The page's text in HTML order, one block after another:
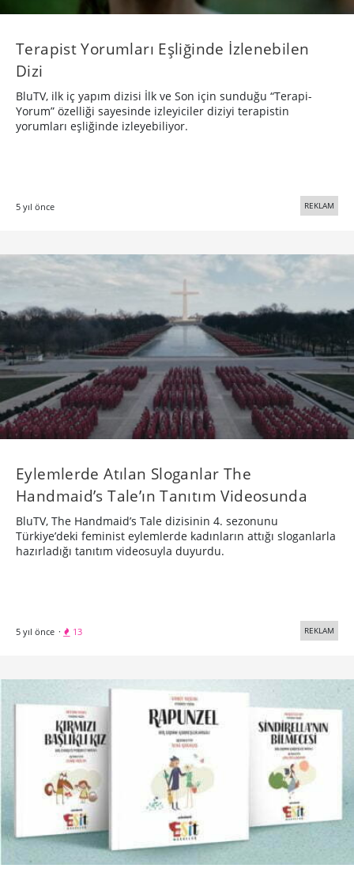
Terapist Yorumları Eşliğinde İzlenebilen
Dizi
BluTV, ilk iç yapım dizisi İlk ve Son için sunduğu “Terapi-
Yorum” özelliği sayesinde izleyiciler diziyi terapistin
yorumları eşliğinde izleyebiliyor.
5 yıl önce REKLAM
Eylemlerde Atılan Sloganlar The
Handmaid’s Tale’ın Tanıtım Videosunda
BluTV, The Handmaid’s Tale dizisinin 4. sezonunu
Türkiye’deki feminist eylemlerde kadınların attığı sloganlarla
hazırladığı tanıtım videosuyla duyurdu.
5 yıl önce · 13 REKLAM